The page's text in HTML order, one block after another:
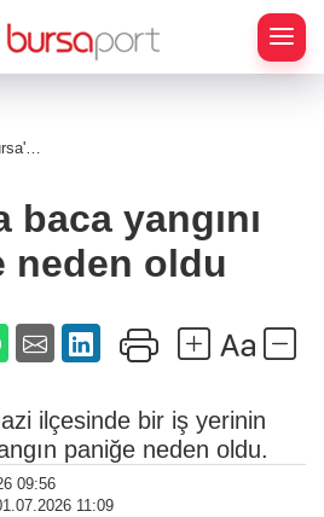
baca yangını
neden oldu
ilçesinde bir iş yerinin
paniğe neden oldu.
09:56
11:09